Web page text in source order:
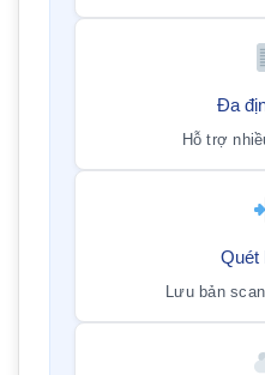
Đa
Hỗ trợ
Quét
Lưu bản